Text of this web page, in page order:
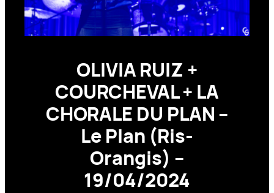
OLIVIA RUIZ +
COURCHEVAL + LA
CHORALE DU PLAN –
Le Plan (Ris-
Orangis) –
19/04/2024